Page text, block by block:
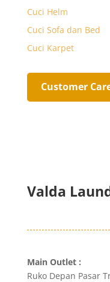
Cuci Helm
Cuci Sofa dan Bed
Cuci Karpet
Customer
Valda
Main Outlet :
Ruko Depan Pasar